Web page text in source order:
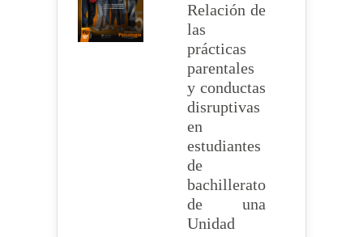
Relación de
las
prácticas
parentales
y conductas
disruptivas
en
estudiantes
de
bachillerato
de una
Unidad